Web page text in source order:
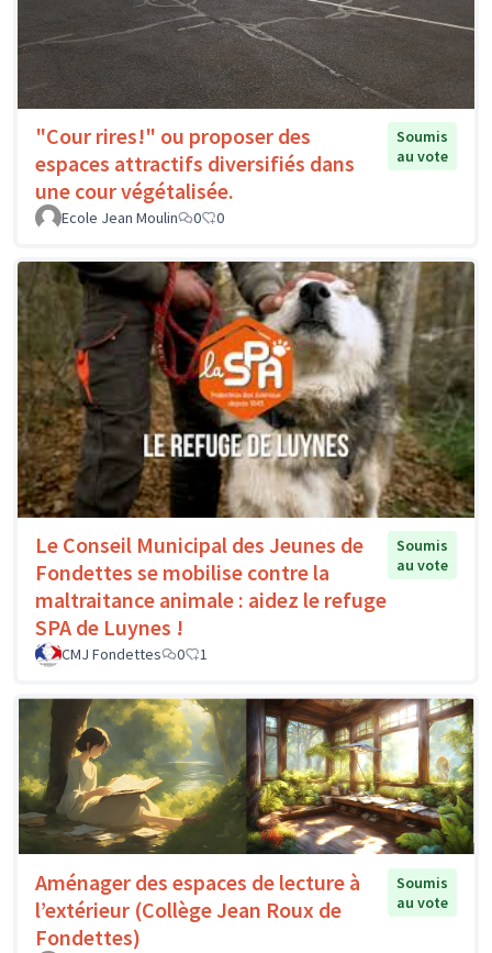
"Cour rires!" ou proposer des
espaces attractifs diversifiés dans
une cour végétalisée.
Soumis
au vote
Ecole Jean Moulin 0 0
Le Conseil Municipal des Jeunes de
Fondettes se mobilise contre la
maltraitance animale : aidez le refuge
SPA de Luynes !
Soumis
au vote
CMJ Fondettes 0 1
Aménager des espaces de lecture à
l’extérieur (Collège Jean Roux de
Fondettes)
Soumis
au vote